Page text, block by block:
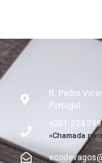
R. Padre
Portugal
+351 234
«Chamada